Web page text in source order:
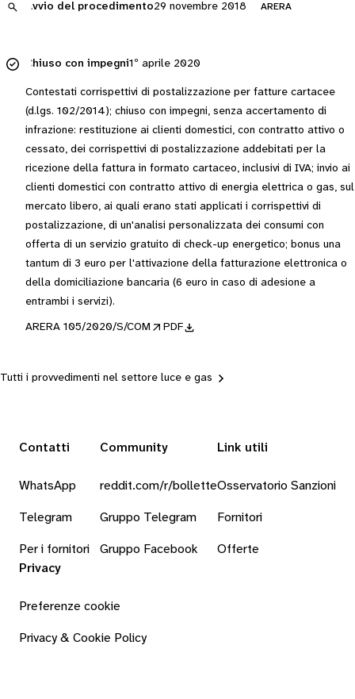
Avvio del procedimento29 novembre 2018 ARERA
Chiuso con impegni1º aprile 2020
Contestati corrispettivi di postalizzazione per fatture cartacee
(d.lgs. 102/2014); chiuso con impegni, senza accertamento di
infrazione: restituzione ai clienti domestici, con contratto attivo o
cessato, dei corrispettivi di postalizzazione addebitati per la
ricezione della fattura in formato cartaceo, inclusivi di IVA; invio ai
clienti domestici con contratto attivo di energia elettrica o gas, sul
mercato libero, ai quali erano stati applicati i corrispettivi di
postalizzazione, di un'analisi personalizzata dei consumi con
offerta di un servizio gratuito di check-up energetico; bonus una
tantum di 3 euro per l'attivazione della fatturazione elettronica o
della domiciliazione bancaria (6 euro in caso di adesione a
entrambi i servizi).
ARERA 105/2020/S/COM PDF
Tutti i provvedimenti nel settore luce e gas
Contatti
WhatsApp
Telegram
Per i fornitori
Community
reddit.com/r/bollette
Gruppo Telegram
Gruppo Facebook
Link utili
Osservatorio Sanzioni
Fornitori
Offerte
Privacy
Preferenze cookie
Privacy & Cookie Policy